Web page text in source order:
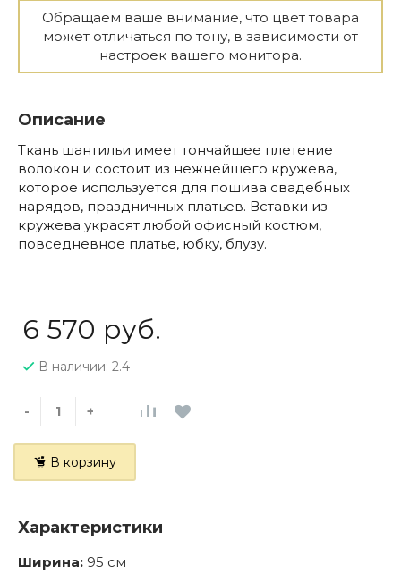
Обращаем ваше внимание, что цвет товара
может отличаться по тону, в зависимости от
настроек вашего монитора.
Описание
Ткань шантильи имеет тончайшее плетение
волокон и состоит из нежнейшего кружева,
которое используется для пошива свадебных
нарядов, праздничных платьев. Вставки из
кружева украсят любой офисный костюм,
повседневное платье, юбку, блузу.
6 570 руб.
В наличии: 2.4
- +
В корзину
Характеристики
Ширина: 95 см